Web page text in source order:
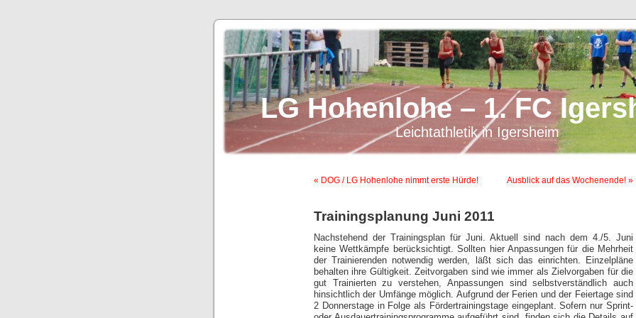
LG Hohenlohe – 1. FC
Leichtathletik in Igersheim
« DOG / LG Hohenlohe nimmt erste Hürde! Ausblick auf das Wochenende! »
Trainingsplanung Juni 2011
Nachstehend der Trainingsplan für Juni. Aktuell sind nach dem 4./5. Juni
keine Wettkämpfe berücksichtigt. Sollten hier Anpassungen für die Mehrheit
der Trainierenden notwendig werden, läßt sich das einrichten. Einzelpläne
behalten ihre Gültigkeit. Zeitvorgaben sind wie immer als Zielvorgaben für die
gut Trainierten zu verstehen, Anpassungen sind selbstverständlich auch
hinsichtlich der Umfänge möglich. Aufgrund der Ferien und der Feiertage sind
2 Donnerstage in Folge als Fördertrainingstage eingeplant. Sofern nur Sprint-